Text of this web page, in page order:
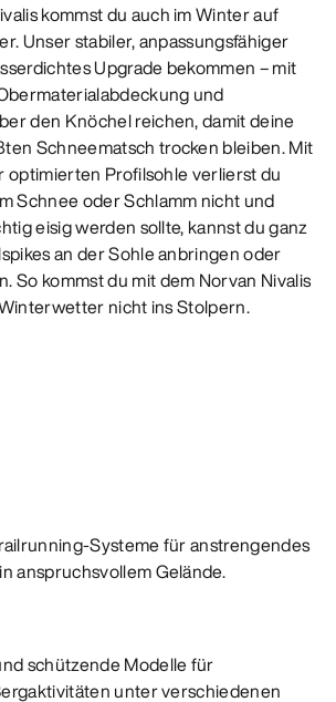
kommst du auch im Winter auf
Unser stabiler, anpassungsfähiger
Upgrade bekommen – mit
und
den Knöchel reichen, damit deine
Schneematsch trocken bleiben. Mit
Profilsohle verlierst du
Schnee oder Schlamm nicht und
eisig werden sollte, kannst du ganz
an der Sohle anbringen oder
So kommst du mit dem Norvan Nivalis
nicht ins Stolpern.
Systeme für anstrengendes
anspruchsvollem Gelände.
schützende Modelle für
unter verschiedenen